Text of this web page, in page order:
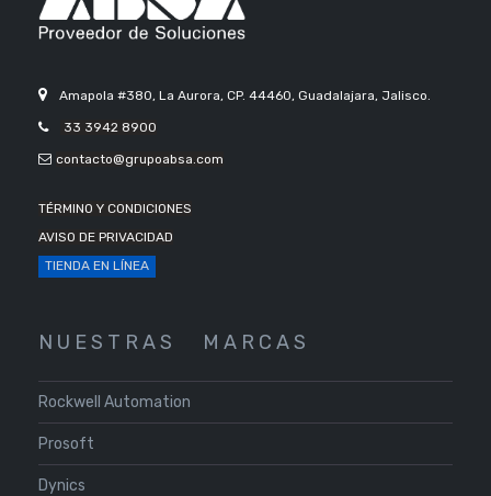
Amapola #380, La Aurora, CP. 44460, Guadalajara, Jalisco.
33 3942 8900
contacto@grupoabsa.com
TÉRMINO Y CONDICIONES
AVISO DE PRIVACIDAD
TIENDA EN LÍNEA
N U E S T R A S M A R C A S
Rockwell Automation
Prosoft
Dynics